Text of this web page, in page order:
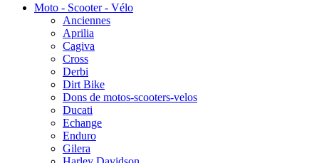
Moto - Scooter - Vélo
Anciennes
Aprilia
Cagiva
Cross
Derbi
Dirt Bike
Dons de motos-scooters-velos
Ducati
Echange
Enduro
Gilera